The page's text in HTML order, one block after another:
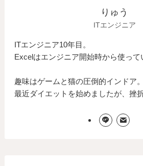
りゅう
ITエンジニア
ITエンジニア10年目。
Excelはエンジニア開始時から使って
趣味はゲームと猫の圧倒的インドア。
最近ダイエットを始めましたが、挫折